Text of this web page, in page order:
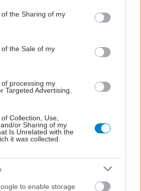
or usage behaviour. You may click to
to Google and its third-party tags to
specified purposes in below Google
the Sharing of my
the Sale of my
processing my
Targeted Advertising.
Collection, Use,
or Sharing of my
Is Unrelated with the
it was collected.
to enable storage
ΟΗΕ: Μάστιγα η
κατάχρηση φαρμάκων
8. Πως δημιουργείται ο
πονοκέφαλος από
κατάχρηση φαρμάκων;